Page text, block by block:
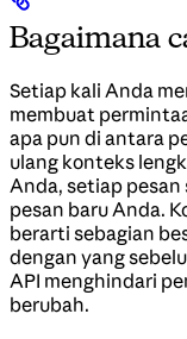
Bagaimana
Setiap kali Anda
membuat
apa pun di antara
ulang konteks
Anda, setiap
pesan baru Anda.
berarti sebagian
dengan yang
API menghindari
berubah.